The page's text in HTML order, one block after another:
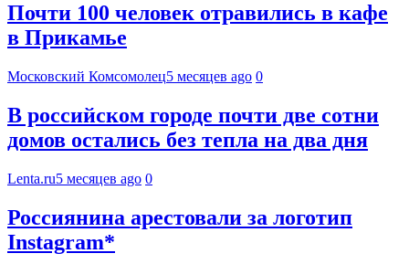
Почти 100 человек отравились в кафе
в Прикамье
Московский Комсомолец5 месяцев ago 0
В российском городе почти две сотни
домов остались без тепла на два дня
Lenta.ru5 месяцев ago 0
Россиянина арестовали за логотип
Instagram*